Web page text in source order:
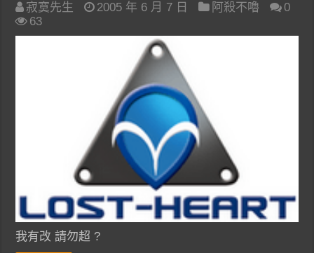
寂寞先生 2005 年 6 月 7 日 阿殺不嚕
0
63
我有改 請勿超 ?